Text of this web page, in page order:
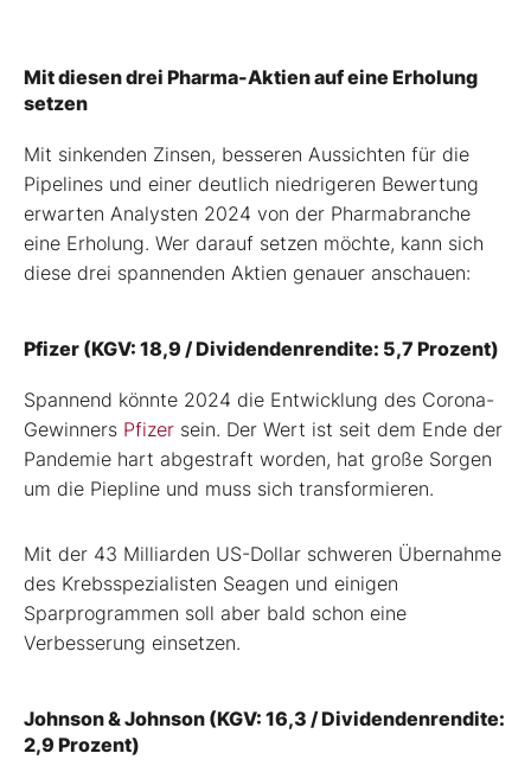
Mit diesen drei Pharma-Aktien auf eine Erholung
setzen
Mit sinkenden Zinsen, besseren Aussichten für die
Pipelines und einer deutlich niedrigeren Bewertung
erwarten Analysten 2024 von der Pharmabranche
eine Erholung. Wer darauf setzen möchte, kann sich
diese drei spannenden Aktien genauer anschauen:
Pfizer (KGV: 18,9 / Dividendenrendite: 5,7 Prozent)
Spannend könnte 2024 die Entwicklung des Corona-
Gewinners Pfizer sein. Der Wert ist seit dem Ende der
Pandemie hart abgestraft worden, hat große Sorgen
um die Piepline und muss sich transformieren.
Mit der 43 Milliarden US-Dollar schweren Übernahme
des Krebsspezialisten Seagen und einigen
Sparprogrammen soll aber bald schon eine
Verbesserung einsetzen.
Johnson & Johnson (KGV: 16,3 / Dividendenrendite:
2,9 Prozent)